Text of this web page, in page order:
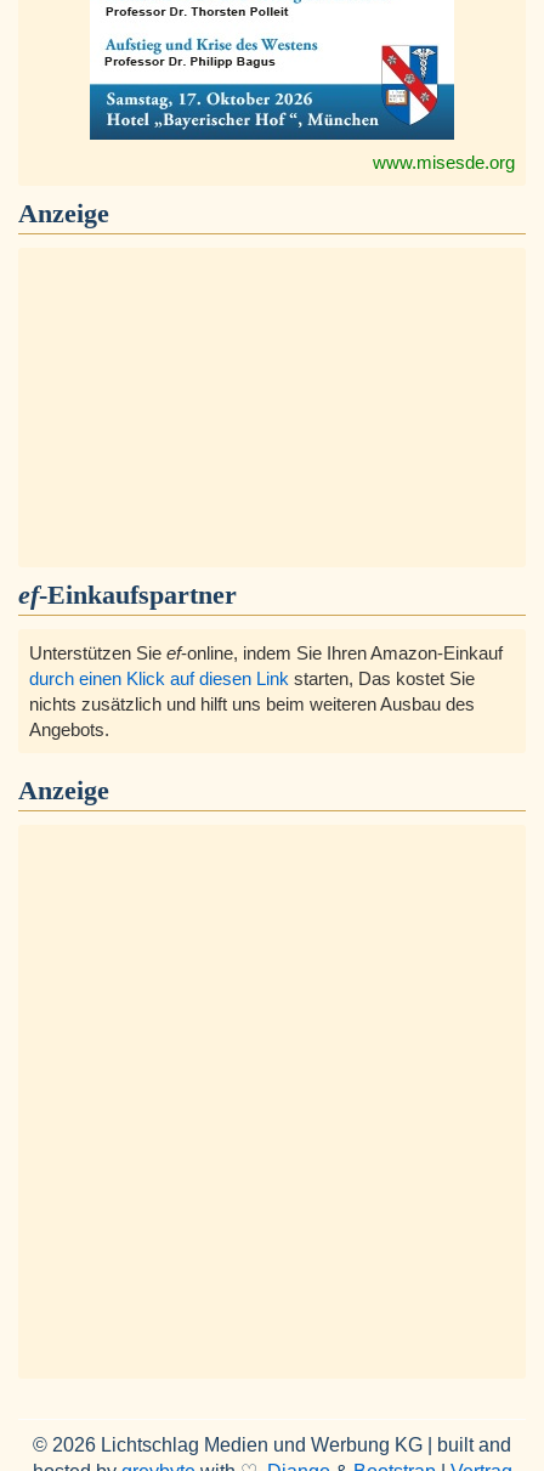
www.misesde.org
Anzeige
ef-Einkaufspartner
Unterstützen Sie ef-online, indem Sie Ihren Amazon-Einkauf
durch einen Klick auf diesen Link starten, Das kostet Sie
nichts zusätzlich und hilft uns beim weiteren Ausbau des
Angebots.
Anzeige
© 2026 Lichtschlag Medien und Werbung KG | built and